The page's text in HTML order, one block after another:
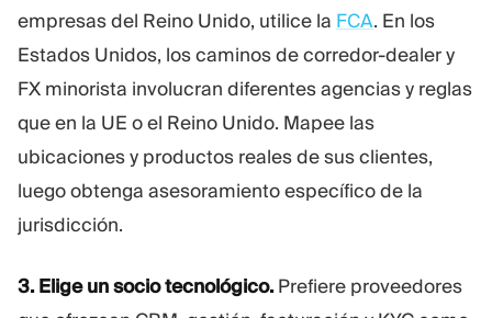
empresas del Reino Unido, utilice la FCA. En los
Estados Unidos, los caminos de corredor-dealer y
FX minorista involucran diferentes agencias y reglas
que en la UE o el Reino Unido. Mapee las
ubicaciones y productos reales de sus clientes,
luego obtenga asesoramiento específico de la
jurisdicción.
3. Elige un socio tecnológico.Prefiere proveedores